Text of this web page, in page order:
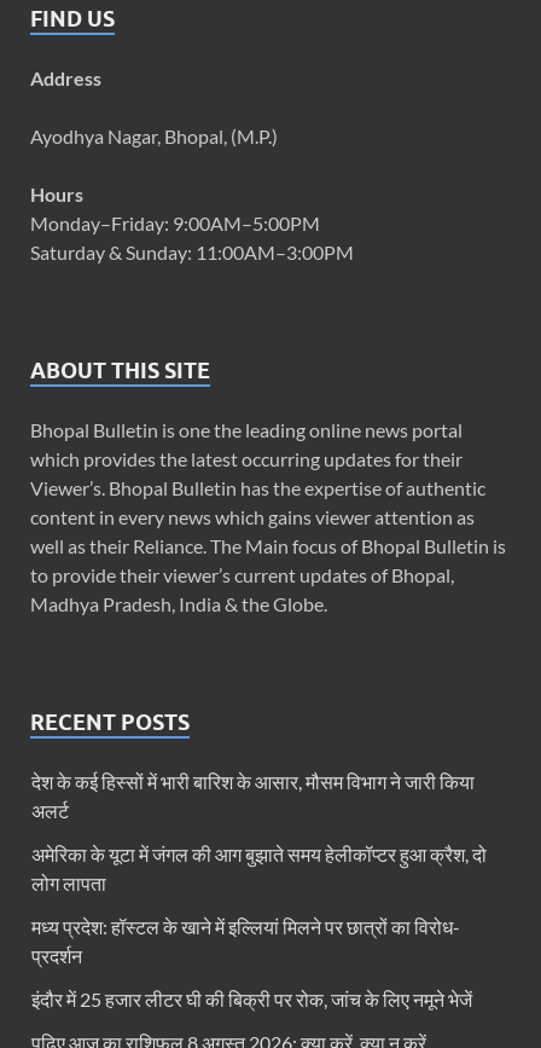
FIND US
Address
Ayodhya Nagar, Bhopal, (M.P.)
Hours
Monday–Friday: 9:00AM–5:00PM
Saturday & Sunday: 11:00AM–3:00PM
ABOUT THIS SITE
Bhopal Bulletin is one the leading online news portal
which provides the latest occurring updates for their
Viewer’s. Bhopal Bulletin has the expertise of authentic
content in every news which gains viewer attention as
well as their Reliance. The Main focus of Bhopal Bulletin is
to provide their viewer’s current updates of Bhopal,
Madhya Pradesh, India & the Globe.
RECENT POSTS
देश के कई हिस्सों में भारी बारिश के आसार, मौसम विभाग ने जारी किया
अलर्ट
अमेरिका के यूटा में जंगल की आग बुझाते समय हेलीकॉप्टर हुआ क्रैश, दो
लोग लापता
मध्य प्रदेश: हॉस्टल के खाने में इल्लियां मिलने पर छात्रों का विरोध-
प्रदर्शन
इंदौर में 25 हजार लीटर घी की बिक्री पर रोक, जांच के लिए नमूने भेजें
पढ़िए आज का राशिफल 8 अगस्त 2026: क्या करें, क्या न करें…